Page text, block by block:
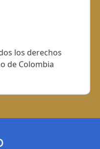
los derechos
de Colombia